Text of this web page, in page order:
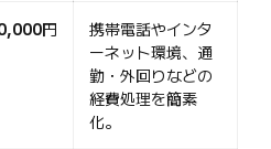
円
携帯電話やインタ
ーネット環境、通
勤・外回りなどの
経費処理を簡素
化。